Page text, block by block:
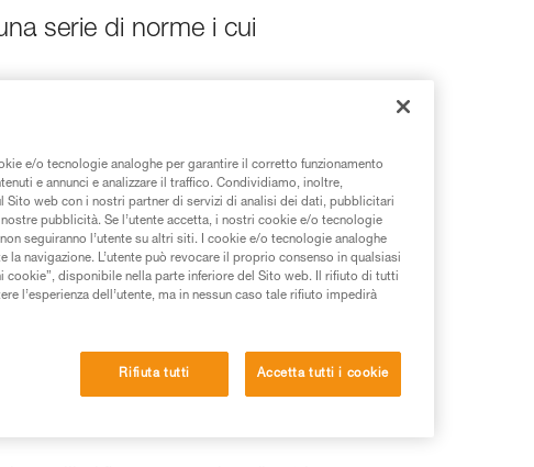
serie di norme i cui
questo consiglio prima di
per poter capire queste
addestramento specifico.
da soli, in piena sicurezza,
esistere altre che non
e/o tecnologie analoghe per garantire il corretto funzionamento
e annunci e analizzare il traffico. Condividiamo, inoltre,
Sito web con i nostri partner di servizi di analisi dei dati, pubblicitari
pubblicità. Se l’utente accetta, i nostri cookie e/o tecnologie
seguiranno l’utente su altri siti. I cookie e/o tecnologie analoghe
la navigazione. L’utente può revocare il proprio consenso in qualsiasi
cookie”, disponibile nella parte inferiore del Sito web. Il rifiuto di tutti
l’esperienza dell’utente, ma in nessun caso tale rifiuto impedirà
Rifiuta tutti Accetta tutti i cookie